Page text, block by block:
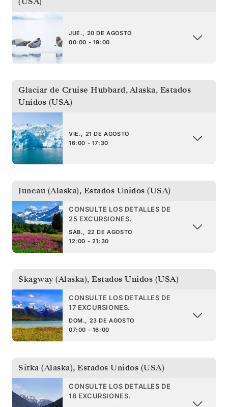
JUE., 20 DE AGOSTO
00:00 - 19:00
Glaciar de Cruise Hubbard, Alaska, Estados
Unidos (USA)
VIE., 21 DE AGOSTO
16:00 - 17:30
Juneau (Alaska), Estados Unidos (USA)
CONSULTE LOS DETALLES DE
25 EXCURSIONES.
SÁB., 22 DE AGOSTO
12:00 - 21:30
Skagway (Alaska), Estados Unidos (USA)
CONSULTE LOS DETALLES DE
17 EXCURSIONES.
DOM., 23 DE AGOSTO
07:00 - 16:00
Sitka (Alaska), Estados Unidos (USA)
CONSULTE LOS DETALLES DE
18 EXCURSIONES.